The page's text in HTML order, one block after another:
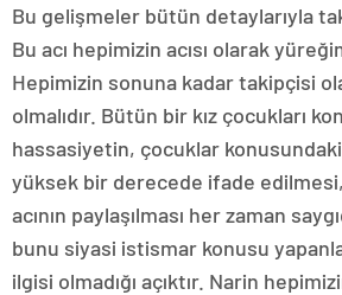
Bu gelişmeler bütün detaylarıyla
Bu acı hepimizin acısı olarak
Hepimizin sonuna kadar takipçisi
olmalıdır. Bütün bir kız çocukları
hassasiyetin, çocuklar
yüksek bir derecede ifade
acının paylaşılması her zaman
bunu siyasi istismar konusu
ilgisi olmadığı açıktır. Narin